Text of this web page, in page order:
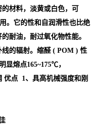
材料，淡黄或白色，可
。它的性和自润滑性也比绝
耐油，耐过氧化物性能。
的辐射。缩醛 ( POM ) 性
显熔点165~175℃，
优点 1、具高机械强度和刚